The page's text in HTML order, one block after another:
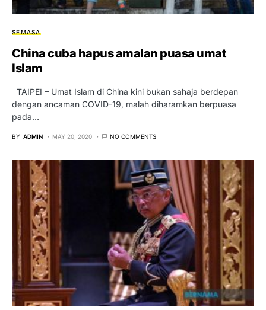
SEMASA
China cuba hapus amalan puasa umat
Islam
TAIPEI – Umat Islam di China kini bukan sahaja berdepan
dengan ancaman COVID-19, malah diharamkan berpuasa
pada…
BY ADMIN MAY 20, 2020 NO COMMENTS